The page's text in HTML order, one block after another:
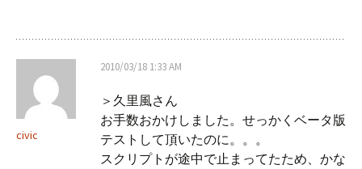
civic
2010/03/18 1:33 AM
＞久里風さん
お手数おかけしました。せっかくベータ版
テストして頂いたのに。。。
スクリプトが途中で止まってたため、かな